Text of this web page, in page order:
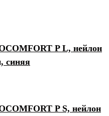
P L, нейлон
синяя
P S, нейлон